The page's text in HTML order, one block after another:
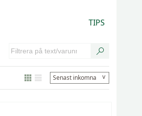
TIPS
Senast inkomna v